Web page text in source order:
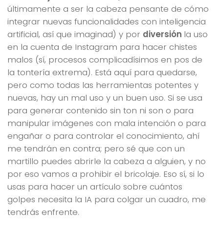
últimamente a ser la cabeza pensante de cómo
integrar nuevas funcionalidades con inteligencia
artificial, así que imaginad) y por diversión la uso
en la cuenta de Instagram para hacer chistes
malos (sí, procesos complicadísimos en pos de
la tontería extrema). Está aquí para quedarse,
pero como todas las herramientas potentes y
nuevas, hay un mal uso y un buen uso. Si se usa
para generar contenido sin ton ni son o para
manipular imágenes con mala intención o para
engañar o para controlar el conocimiento, ahí
me tendrán en contra; pero sé que con un
martillo puedes abrirle la cabeza a alguien, y no
por eso vamos a prohibir el bricolaje. Eso sí, si lo
usas para hacer un artículo sobre cuántos
golpes necesita la IA para colgar un cuadro, me
tendrás enfrente.